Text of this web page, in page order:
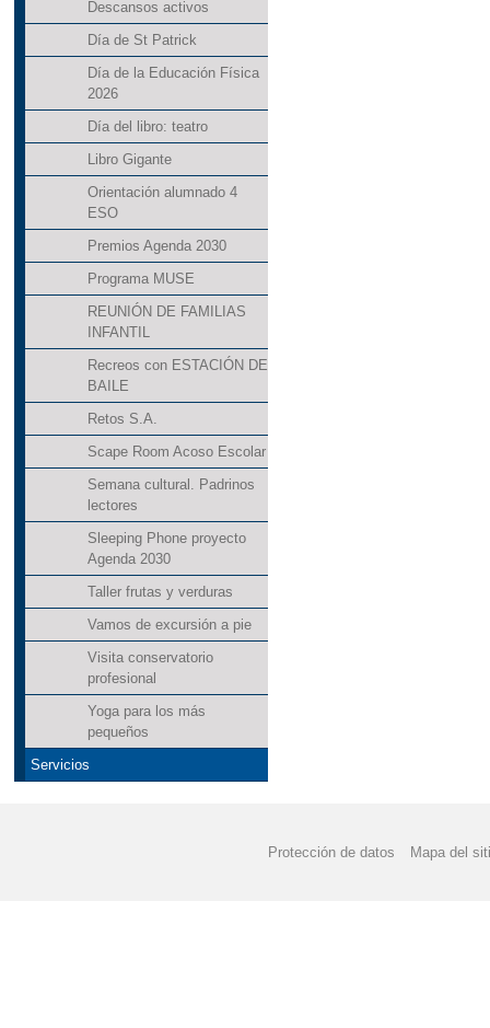
Descansos activos
Día de St Patrick
Día de la Educación Física
2026
Día del libro: teatro
Libro Gigante
Orientación alumnado 4
ESO
Premios Agenda 2030
Programa MUSE
REUNIÓN DE FAMILIAS
INFANTIL
Recreos con ESTACIÓN DE
BAILE
Retos S.A.
Scape Room Acoso Escolar
Semana cultural. Padrinos
lectores
Sleeping Phone proyecto
Agenda 2030
Taller frutas y verduras
Vamos de excursión a pie
Visita conservatorio
profesional
Yoga para los más
pequeños
Servicios
Protección de datos Mapa del